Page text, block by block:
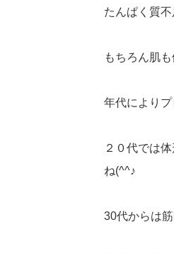
たんぱく質
もちろん肌
年代により
２０代では
ね(^^♪
30代からは